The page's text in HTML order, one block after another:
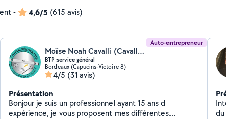
- 4,6/5 (615 avis)
Auto-entrepreneur
Moïse Noah Cavalli (Cavalli rénovations)
BTP service général
Bordeaux (Capucins-Victoire 8)
4/5 (31 avis)
Présentation
Bonjour je suis un professionnel ayant 15 ans d
expérience, je vous proposent mes différentes